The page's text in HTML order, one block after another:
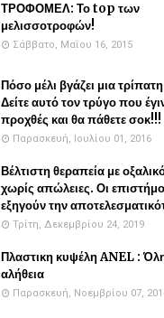
ΤΡΟΦΟΜΕΛ: Το top των
μελισσοτροφών!
Σάββατο, Μαΐου 16, 2015
Πόσο μέλι βγάζει μια
Δείτε αυτό τον τρύγο που
προχθές και θα πάθετε σοκ!!!
Παρασκευή, Ιουλίου 01, 2016
Βέλτιστη θεραπεία με
χωρίς απώλειες. Οι
εξηγούν την
Τρίτη, Δεκεμβρίου 24, 2019
Πλαστικη κυψέλη ANEL :
αλήθεια
Παρασκευή, Νοεμβρίου 07,